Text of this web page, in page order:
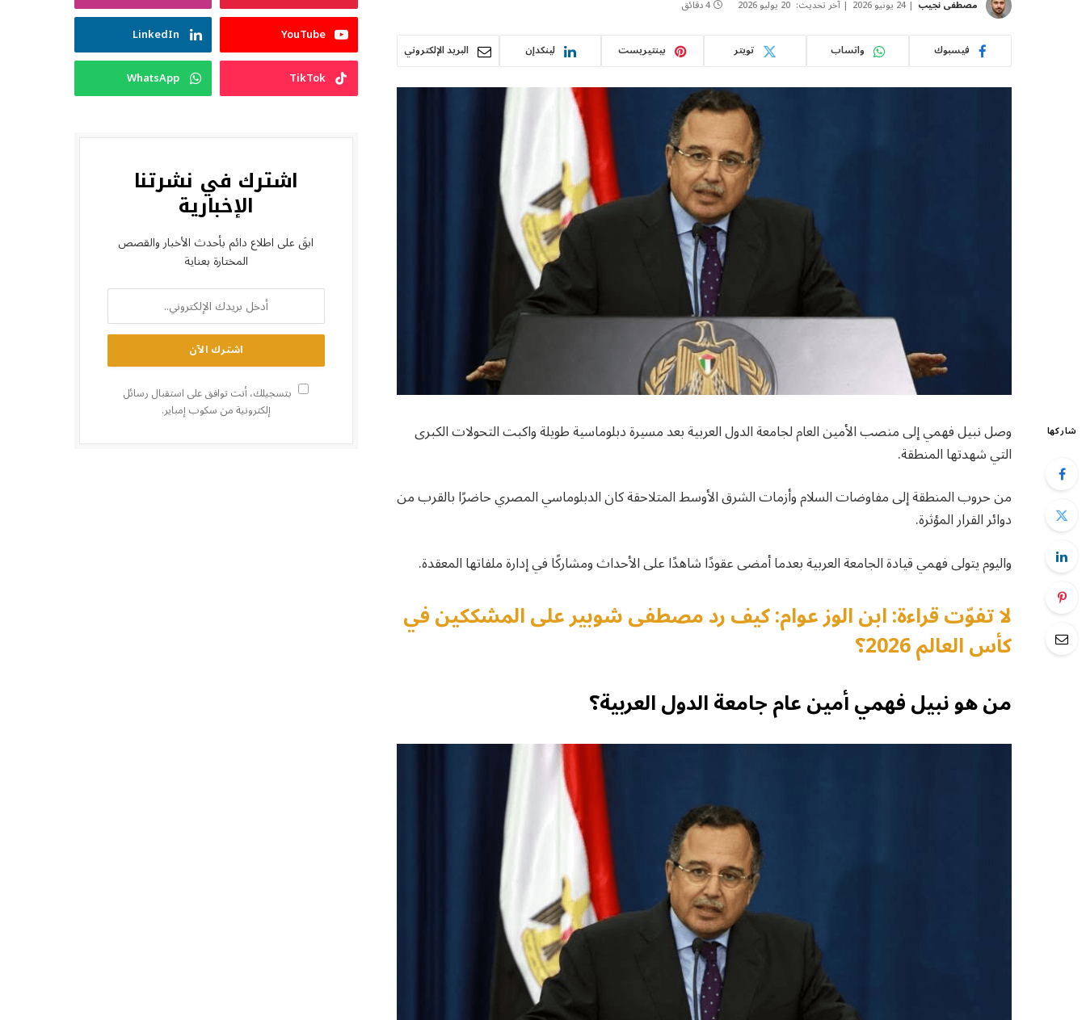
مصطفى نجيب 24 يونيو 2026 آخر تحديث: 20 يوليو 2026 4 دقائق
فيسبوك واتساب تويتر بينتيريست لينكدإن البريد الإلكتروني
شاركها
وصل نبيل فهمي إلى منصب الأمين العام لجامعة الدول العربية بعد مسيرة دبلوماسية طويلة واكبت التحولات الكبرى
التي شهدتها المنطقة.
من حروب المنطقة إلى مفاوضات السلام وأزمات الشرق الأوسط المتلاحقة كان الدبلوماسي المصري حاضرًا بالقرب من
دوائر القرار المؤثرة.
واليوم يتولى فهمي قيادة الجامعة العربية بعدما أمضى عقودًا شاهدًا على الأحداث ومشاركًا في إدارة ملفاتها المعقدة.
لا تفوّت قراءة: ابن الوز عوام: كيف رد مصطفى شوبير على المشككين في
كأس العالم 2026؟
من هو نبيل فهمي أمين عام جامعة الدول العربية؟
YouTube
LinkedIn
TikTok
WhatsApp
اشترك في نشرتنا
الإخبارية
ابقَ على اطلاع دائم بأحدث الأخبار والقصص
المختارة بعناية
بتسجيلك، أنت توافق على استقبال رسائل
إلكترونية من سكوب إمباير.